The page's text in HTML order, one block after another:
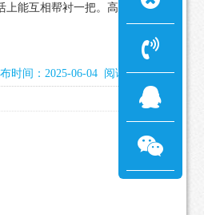
能互相帮衬一把。高考完这会
时间：2025-06-04 阅读：1267次